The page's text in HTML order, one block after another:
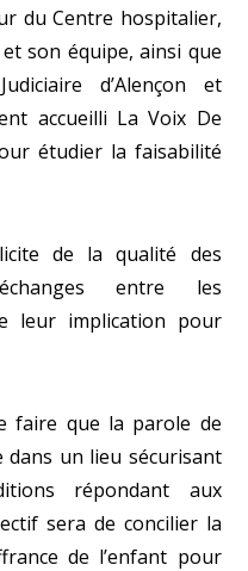
du Centre hospitalier,
et son équipe, ainsi que
d’Alençon et
accueilli La Voix De
étudier la faisabilité
de la qualité des
entre les
leur implication pour
faire que la parole de
dans un lieu sécurisant
répondant aux
sera de concilier la
de l’enfant pour